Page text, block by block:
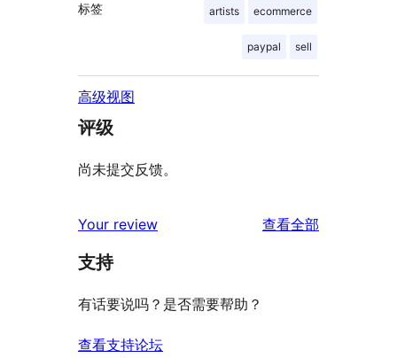
标签 artists ecommerce
paypal sell
高级视图
评级
尚未提交反馈。
Your review 查看全部
支持
有话要说吗？是否需要帮助？
查看支持论坛